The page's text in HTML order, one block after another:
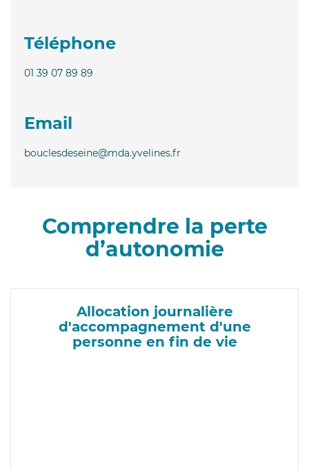
Téléphone
01 39 07 89 89
Email
bouclesdeseine@mda.yvelines.fr
Comprendre la perte
d’autonomie
Allocation journalière
d'accompagnement d'une
personne en fin de vie